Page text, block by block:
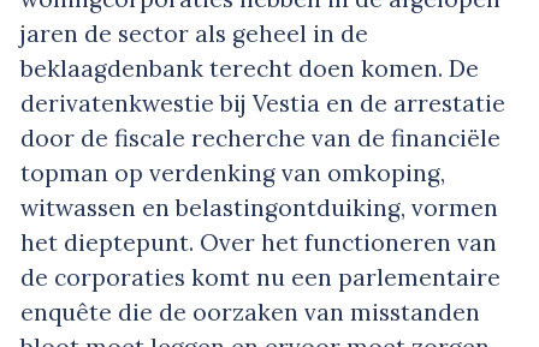
jaren de sector als geheel in de
beklaagdenbank terecht doen komen. De
derivatenkwestie bij Vestia en de arrestatie
door de fiscale recherche van de financiële
topman op verdenking van omkoping,
witwassen en belastingontduiking, vormen
het dieptepunt. Over het functioneren van
de corporaties komt nu een parlementaire
enquête die de oorzaken van misstanden